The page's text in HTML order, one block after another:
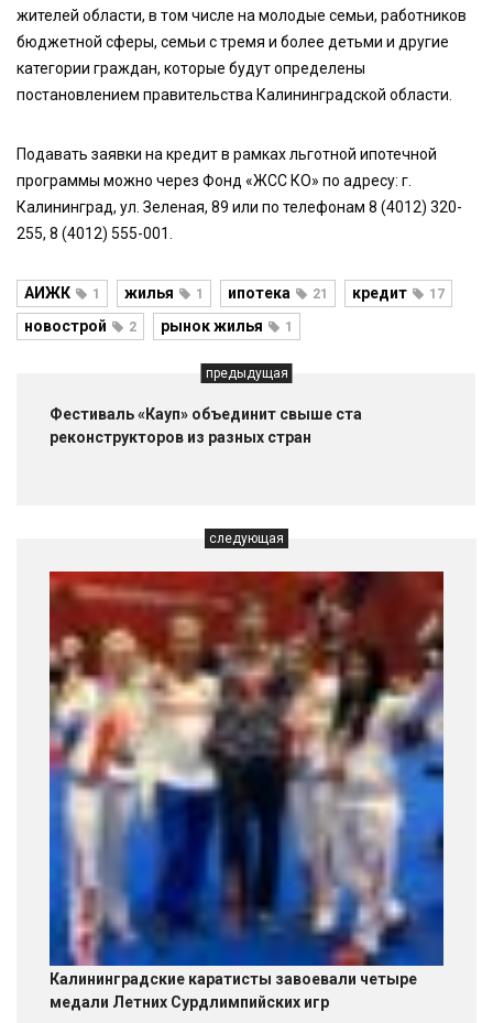
жителей области, в том числе на молодые семьи, работников
бюджетной сферы, семьи с тремя и более детьми и другие
категории граждан, которые будут определены
постановлением правительства Калининградской области.
Подавать заявки на кредит в рамках льготной ипотечной
программы можно через Фонд «ЖСС КО» по адресу: г.
Калининград, ул. Зеленая, 89 или по телефонам 8 (4012) 320-
255, 8 (4012) 555-001.
АИЖК 1 жилья 1 ипотека 21 кредит 17
новострой 2 рынок жилья 1
предыдущая
Фестиваль «Кауп» объединит свыше ста
реконструкторов из разных стран
следующая
Калининградские каратисты завоевали четыре
медали Летних Сурдлимпийских игр